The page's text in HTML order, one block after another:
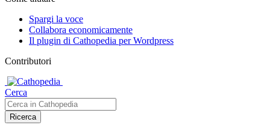
Spargi la voce
Collabora economicamente
Il plugin di Cathopedia per Wordpress
Contributori
Cerca
Ricerca